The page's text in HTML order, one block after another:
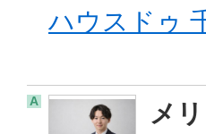
ハウスドゥ
A
メ